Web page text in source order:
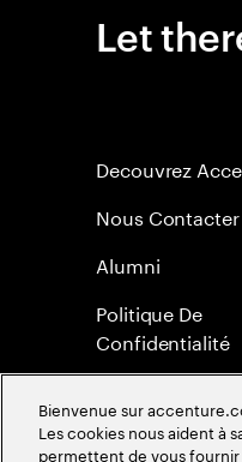
Let
Decouvrez
Nous Contacter
Alumni
Politique De
Confidentialité
Bienvenue sur
Les cookies nous aident à
permettent de vous fournir